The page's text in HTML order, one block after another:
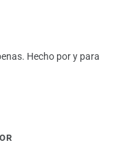
Hecho por y para